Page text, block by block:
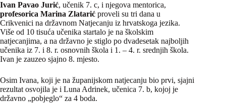
Ivan Pavao Jurić, učenik 7. c, i njegova mentorica,
profesorica Marina Zlatarić proveli su tri dana u
Crikvenici na državnom Natjecanju iz hrvatskoga jezika.
Više od 10 tisuća učenika startalo je na školskim
natjecanjima, a na državno je stiglo po dvadesetak najboljih
učenika iz 7. i 8. r. osnovnih škola i 1. – 4. r. srednjih škola.
Ivan je zauzeo sjajno 8. mjesto.
Osim Ivana, koji je na županijskom natjecanju bio prvi, sjajni
rezultat osvojila je i Luna Adrinek, učenica 7. b, kojoj je
državno „pobjeglo“ za 4 boda.